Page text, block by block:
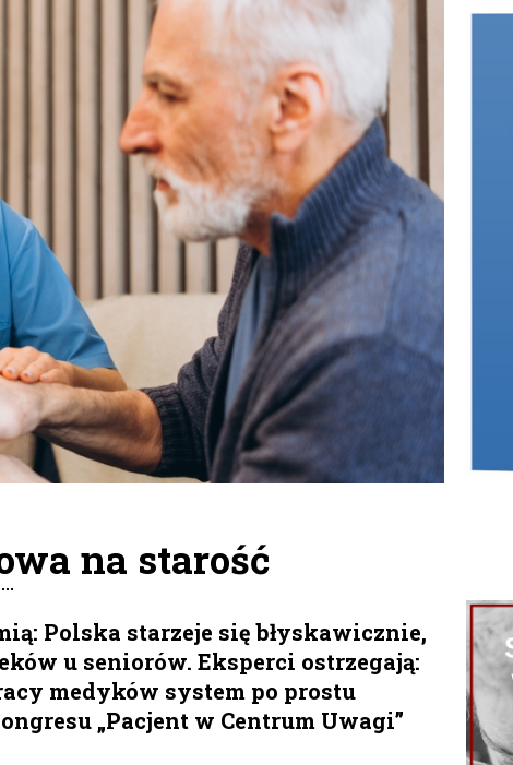
na starość
Polska starzeje się błyskawicznie,
u seniorów. Eksperci ostrzegają:
medyków system po prostu
„Pacjent w Centrum Uwagi”